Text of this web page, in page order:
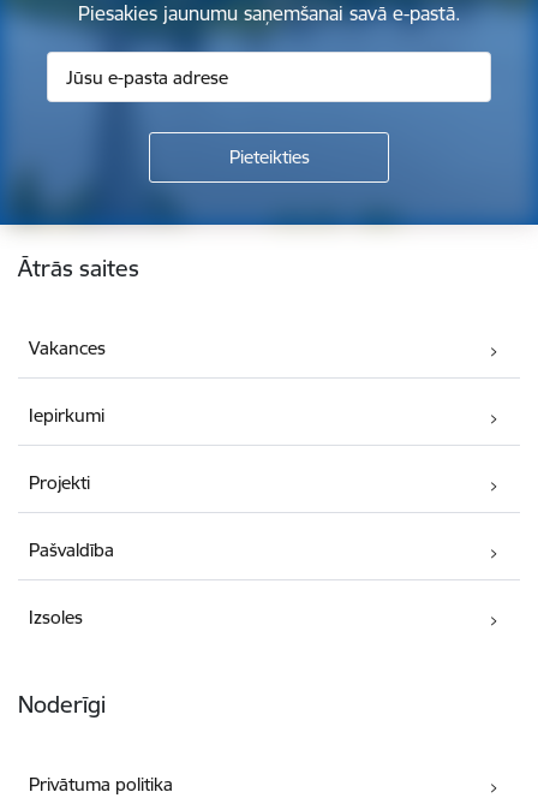
Piesakies jaunumu saņemšanai savā e-pastā.
Kājene
Ātrās saites
Vakances
Iepirkumi
Projekti
Pašvaldība
Izsoles
Noderīgi
Privātuma politika